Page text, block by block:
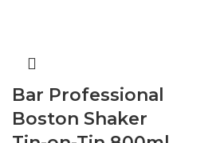
Bar Professional
Boston Shaker